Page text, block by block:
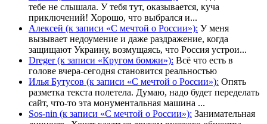
тебе не слышала. У тебя тут, оказывается, куча
приключений! Хорошо, что выбрался и...
Алексей (к записи «С мечтой о России»): У меня
вызывает недоумение и даже раздражение, когда
защищают Украину, возмущаясь, что Россия устрои...
Dreger (к записи «Кругом бомжи»): Всё что есть в
голове вчера-сегодня становится реальностью
Илья Бутусов (к записи «С мечтой о России»): Опять
разметка текста полетела. Думаю, надо будет переделать
сайт, что-то эта монументальная машина ...
Sos-nin (к записи «С мечтой о России»): Занимательная